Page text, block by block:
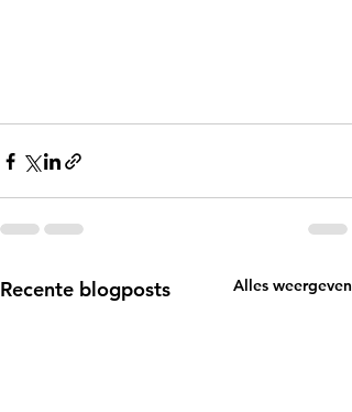
Recente blogposts Alles weergeven